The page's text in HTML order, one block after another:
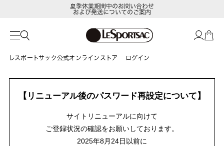
夏季休業期間中のお問い合わせ
および発送についてのご案内
レスポートサック公式オンラインストア ログイン
【リニューアル後のパスワード再設定について】
サイトリニューアルに向けて
ご登録状況の確認をお願いしております。
2025年8月24日以前に